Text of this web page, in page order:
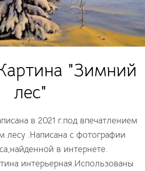
"Зимний
лес"
в 2021 г.под впечатлением
лесу .Написана с фотографии
в интернете.
интерьерная.Использованы